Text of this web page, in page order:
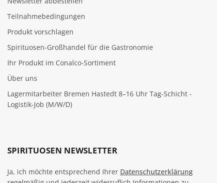
Teilnahmebedingungen
Produkt vorschlagen
Spirituosen-Großhandel für die Gastronomie
Ihr Produkt im Conalco-Sortiment
Über uns
Lagermitarbeiter Bremen Hastedt 8–16 Uhr Tag-Schicht -
Logistik-Job (M/W/D)
SPIRITUOSEN NEWSLETTER
Ja, ich möchte entsprechend Ihrer Datenschutzerklärung